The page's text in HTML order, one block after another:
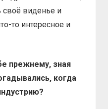
своё виденье и
то интересное и
прежнему, зная
когда